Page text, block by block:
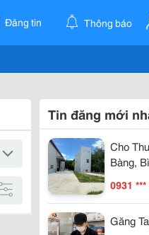
Đăng tin Thông báo
Tin đăng mới
Cho
Bàng,
0931 ***
Găng